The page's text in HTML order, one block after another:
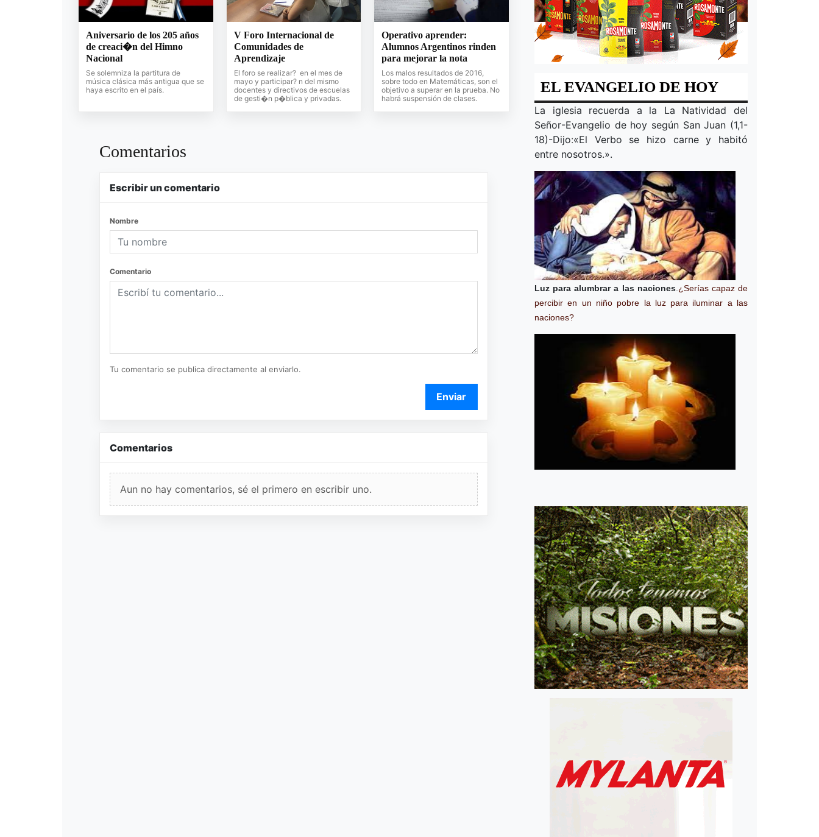
Aniversario de los 205 años
de creaci�n del Himno
Nacional
Se solemniza la partitura de
música clásica más antigua que se
haya escrito en el país.
V Foro Internacional de
Comunidades de
Aprendizaje
El foro se realizar? en el mes de
mayo y participar? n del mismo
docentes y directivos de escuelas
de gesti�n p�blica y privadas.
Operativo aprender:
Alumnos Argentinos rinden
para mejorar la nota
Los malos resultados de 2016,
sobre todo en Matemáticas, son el
objetivo a superar en la prueba. No
habrá suspensión de clases.
Comentarios
Escribir un comentario
Nombre
Comentario
Tu comentario se publica directamente al enviarlo.
Enviar
Comentarios
Aun no hay comentarios, sé el primero en escribir uno.
EL EVANGELIO DE HOY
La iglesia recuerda a la La Natividad del
Señor-Evangelio de hoy según San Juan (1,1-
18)-Dijo:«El Verbo se hizo carne y habitó
entre nosotros.».
Luz para alumbrar a las naciones. ¿Serías capaz de
percibir en un niño pobre la luz para iluminar a las
naciones?